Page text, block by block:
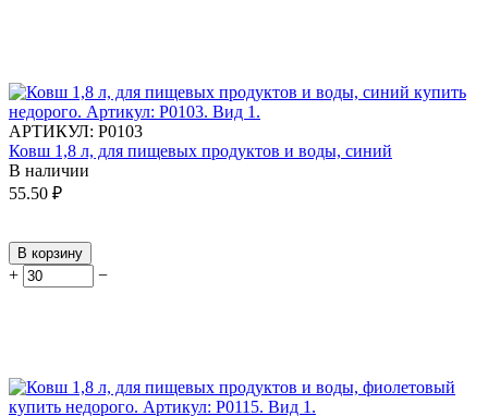
АРТИКУЛ: Р0103
Ковш 1,8 л, для пищевых продуктов и воды, синий
В наличии
55.50 ₽
В корзину
+ −